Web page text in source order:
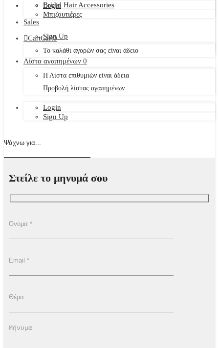
Login
Sign Up
Bridal Hair Accessories
Μπιζουτιέρες
Sales
CartCart0
Το καλάθι αγορών σας είναι άδειο
Λίστα αγαπημένων 0
Η Λίστα επιθυμιών είναι άδεια
Προβολή λίστας αγαπημένων
Login
Sign Up
Στείλε το μηνυμά σου